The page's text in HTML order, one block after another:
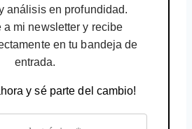
análisis en profundidad.
a mi newsletter y recibe
en tu bandeja de
entrada.
y sé parte del cambio!